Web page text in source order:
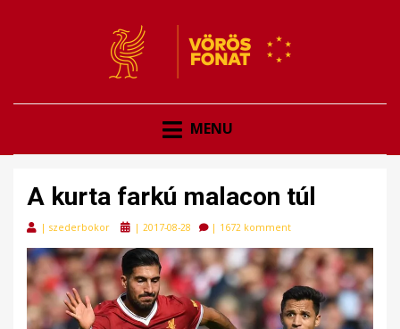
VÖRÖS FONAT
MENU
A kurta farkú malacon túl
| szederbokor
Posted
| 2017-08-28 | 1672 komment